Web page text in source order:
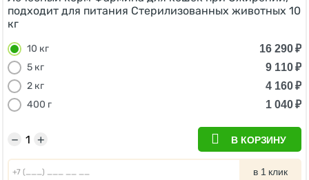
подходит для питания Стерилизованных животных 10
кг
10 кг 16 290₽
5 кг
9 110₽
2 кг
4 160₽
400 г
1 040₽
+
− В КОРЗИНУ
в 1 клик